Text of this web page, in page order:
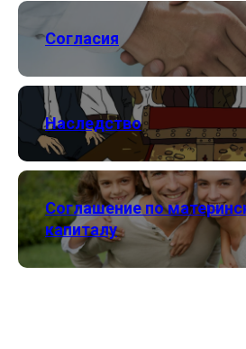
Согласия
Наследство
Соглашение по
капиталу